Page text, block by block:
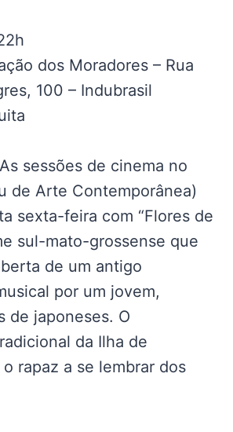
dos Moradores – Rua
100 – Indubrasil
As sessões de cinema no
de Arte Contemporânea)
sexta-feira com “Flores de
sul-mato-grossense que
de um antigo
por um jovem,
de japoneses. O
da Ilha de
rapaz a se lembrar dos